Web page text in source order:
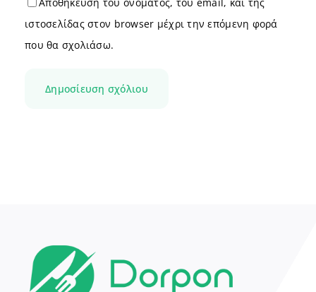
ιστοσελίδας στον browser μέχρι την επόμενη φορά
που θα σχολιάσω.